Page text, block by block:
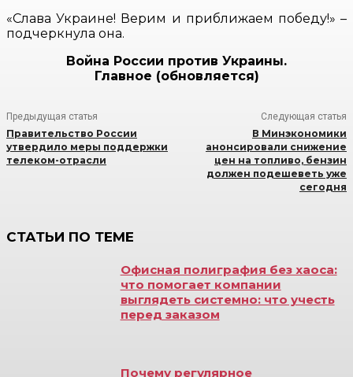
«Слава Украине! Верим и приближаем победу!» –
подчеркнула она.
Война России против Украины.
Главное (обновляется)
Предыдущая статья
Правительство России
утвердило меры поддержки
телеком-отрасли
Следующая статья
В Минэкономики
анонсировали снижение
цен на топливо, бензин
должен подешеветь уже
сегодня
СТАТЬИ ПО ТЕМЕ
Офисная полиграфия без хаоса:
что помогает компании
выглядеть системно: что учесть
перед заказом
Почему регулярное